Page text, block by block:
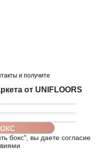
и получите
от UNIFLOORS
бокс", вы даете согласие